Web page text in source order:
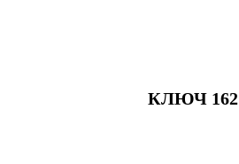
КЛЮЧ 162